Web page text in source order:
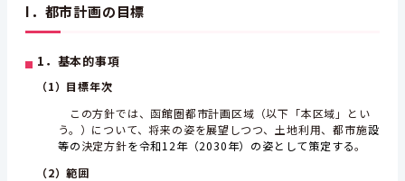
I．都市計画の目標
1．基本的事項
（1）目標年次
この方針では、函館圏都市計画区域（以下「本区域」とい
う。）について、将来の姿を展望しつつ、土地利用、都市施設
等の決定方針を令和12年（2030年）の姿として策定する。
（2）範囲